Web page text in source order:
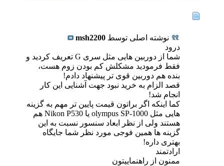
نوشته اصلی توسط msh2200
درود
شما از دوربین هایی مثل سری G تعریف کردید و
فقط فرمودید مشکلش کم بودن زوم هست،
بنده هم دوربین قوی تر پیشنهاد دادم!
قصد الزام به خرید نبود جهت آشنایی این کار
انجام شد!
کما اینکه اگر براتون قیمت پایین تر مهم به گزینه
هایی مثل olympus SP-1000 یا Nikon P530 هم
هستند ولی از نظر ابعاد سنسور نسبت به این
گزینه ها همین فوجی مورد نظر شما جایگاه
بهتری داره!
ارادتمند
ممنون از راهنماییتون